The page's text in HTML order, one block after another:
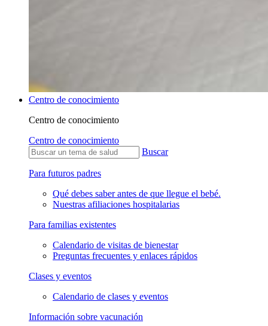
Centro de conocimiento
Centro de conocimiento
Centro de conocimiento
Buscar
Para futuros padres
Qué debes saber antes de que llegue el bebé.
Nuestras afiliaciones hospitalarias
Para familias existentes
Calendario de visitas de bienestar
Preguntas frecuentes y enlaces rápidos
Clases y eventos
Calendario de clases y eventos
Información sobre vacunación